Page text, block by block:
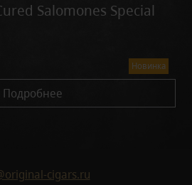
Новинка
Salomones Special
Подробнее
cigars.ru